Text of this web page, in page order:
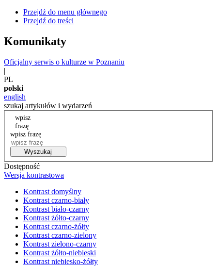
Przejdź do menu głównego
Przejdź do treści
Komunikaty
Oficjalny serwis o kulturze w Poznaniu
|
PL
polski
english
szukaj artykułów i wydarzeń
wpisz
frazę
wpisz frazę
Wyszukaj
Dostępność
Wersja kontrastowa
Kontrast domyślny
Kontrast czarno-biały
Kontrast biało-czarny
Kontrast żółto-czarny
Kontrast czarno-żółty
Kontrast czarno-zielony
Kontrast zielono-czarny
Kontrast żółto-niebieski
Kontrast niebiesko-żółty